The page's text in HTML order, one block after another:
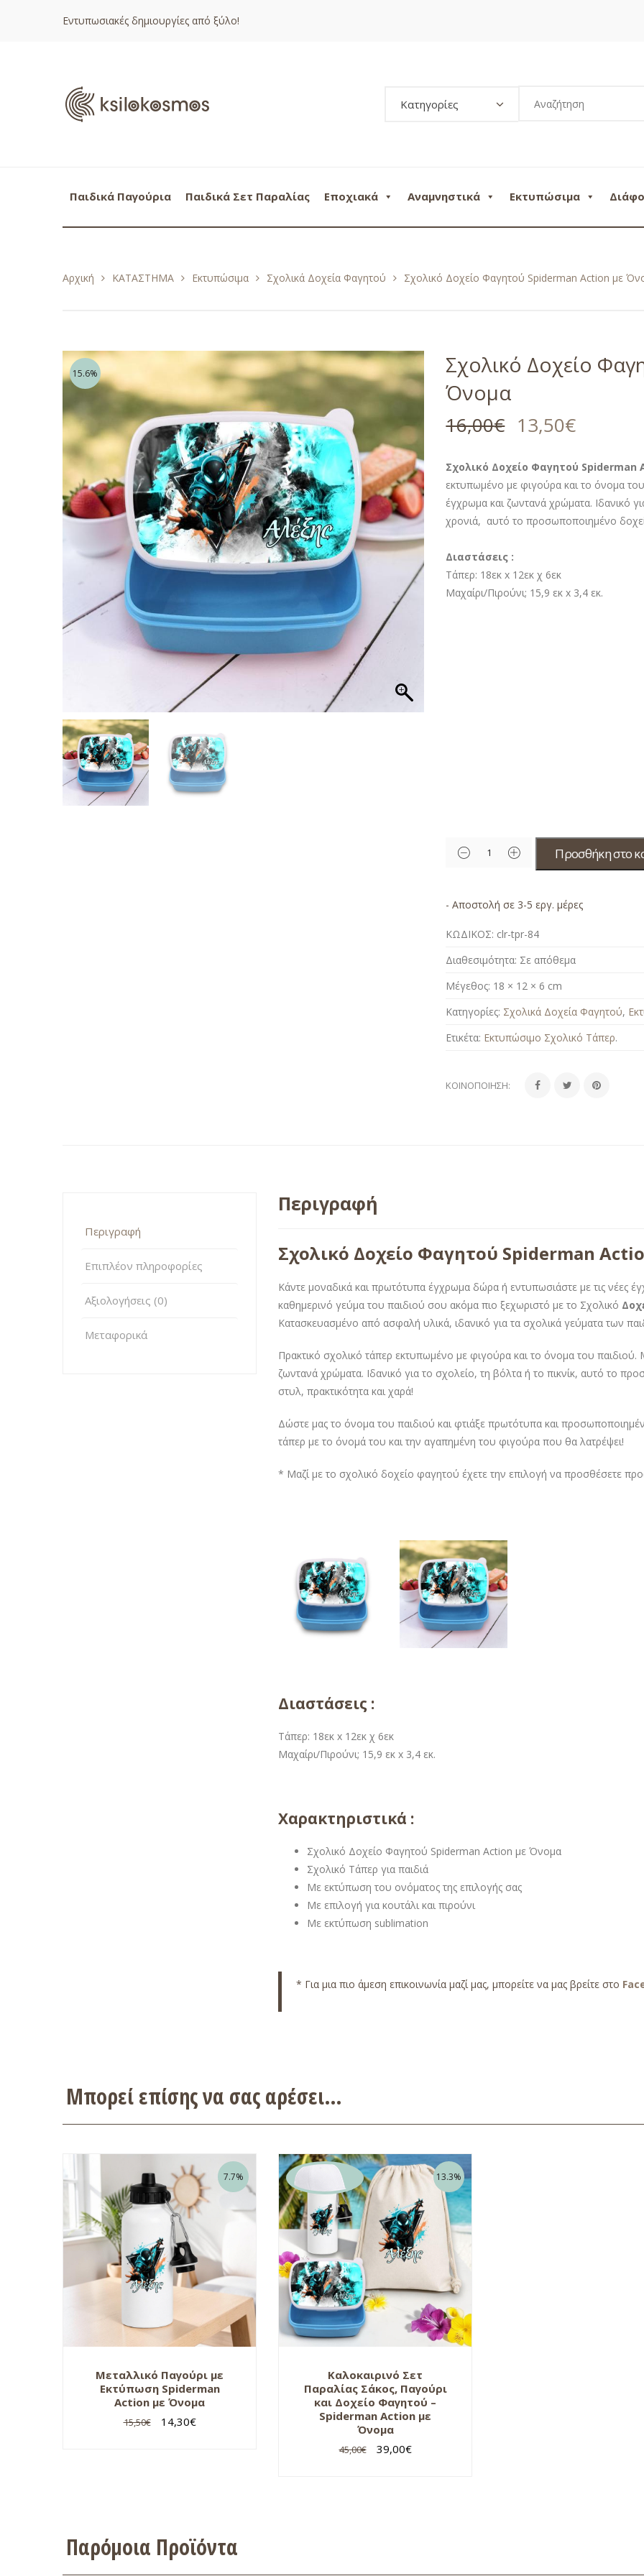
Εντυπωσιακές δημιουργίες από ξύλο!
Κατηγορίες
Παιδικά Παγούρια Παιδικά Σετ Παραλίας Εποχιακά Αναμνηστικά Εκτυπώσιμα
Αρχική ΚΑΤΑΣΤΗΜΑ Εκτυπώσιμα Σχολικά Δοχεία Φαγητού Σχολικό Δοχείο Φαγητού Spiderman Action με
15.6%
Σχολικό Δοχείο
Όνομα
16,00€ 13,50€
Σχολικό Δοχείο Φαγητού Spiderman
εκτυπωμένο με φιγούρα και το όνομα
έγχρωμα και ζωντανά χρώματα. Ιδανικό
χρονιά, αυτό το προσωποποιημένο
Διαστάσεις :
Τάπερ: 18εκ x 12εκ χ 6εκ
Μαχαίρι/Πιρούνι; 15,9 εκ x 3,4 εκ.
Προσθήκη στο
- Αποστολή σε 3-5 εργ. μέρες
ΚΩΔΙΚΟΣ: clr-tpr-84
Διαθεσιμότητα: Σε απόθεμα
Μέγεθος: 18 × 12 × 6 cm
Κατηγορίες: Σχολικά Δοχεία Φαγητού,
Ετικέτα: Εκτυπώσιμο Σχολικό Τάπερ.
ΚΟΙΝΟΠΟΊΗΣΗ:
Περιγραφή
Επιπλέον πληροφορίες
Αξιολογήσεις (0)
Μεταφορικά
Περιγραφή
Σχολικό Δοχείο Φαγητού Spiderman
Κάντε μοναδικά και πρωτότυπα έγχρωμα δώρα ή εντυπωσιάστε με τις νέες
καθημερινό γεύμα του παιδιού σου ακόμα πιο ξεχωριστό με το Σχολικό
Κατασκευασμένο από ασφαλή υλικά, ιδανικό για τα σχολικά γεύματα των
Πρακτικό σχολικό τάπερ εκτυπωμένο με φιγούρα και το όνομα του
ζωντανά χρώματα. Ιδανικό για το σχολείο, τη βόλτα ή το πικνίκ, αυτό το
στυλ, πρακτικότητα και χαρά!
Δώστε μας το όνομα του παιδιού και φτιάξε πρωτότυπα και
τάπερ με το όνομά του και την αγαπημένη του φιγούρα που θα λατρέψει!
* Μαζί με το σχολικό δοχείο φαγητού έχετε την επιλογή να προσθέσετε
Διαστάσεις :
Τάπερ: 18εκ x 12εκ χ 6εκ
Μαχαίρι/Πιρούνι; 15,9 εκ x 3,4 εκ.
Χαρακτηριστικά :
Σχολικό Δοχείο Φαγητού Spiderman Action με Όνομα
Σχολικό Τάπερ για παιδιά
Με εκτύπωση του ονόματος της επιλογής σας
Με επιλογή για κουτάλι και πιρούνι
Με εκτύπωση sublimation
* Για μια πιο άμεση επικοινωνία μαζί μας, μπορείτε να μας βρείτε στο
Μπορεί επίσης να σας αρέσει…
7.7%
Μεταλλικό Παγούρι με
Εκτύπωση Spiderman
Action με Όνομα
15,50€ 14,30€
13.3%
Καλοκαιρινό Σετ
Παραλίας Σάκος, Παγούρι
και Δοχείο Φαγητού –
Spiderman Action με
Όνομα
45,00€ 39,00€
Παρόμοια Προϊόντα